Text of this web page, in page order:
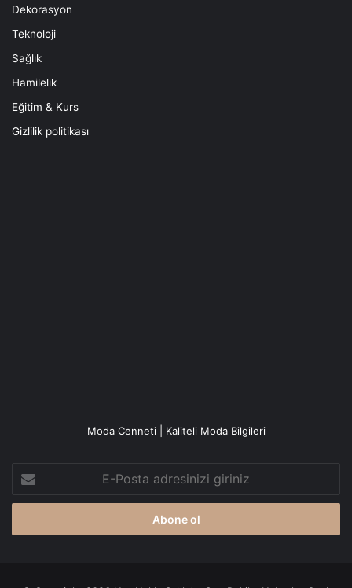
Dekorasyon
Teknoloji
Sağlık
Hamilelik
Eğitim & Kurs
Gizlilik politikası
Moda Cenneti | Kaliteli Moda Bilgileri
Posta
adresinizi